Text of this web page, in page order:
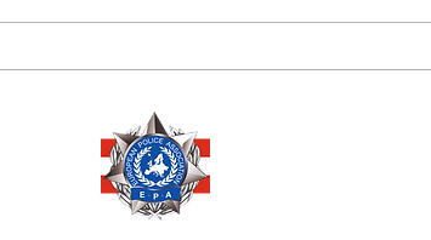
BEZIEHUNGEN
ZWISCHEN PERU 🇵🇪
UND ÖSTERREICH 🇦🇹